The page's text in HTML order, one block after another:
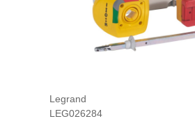
Legrand
LEG026284